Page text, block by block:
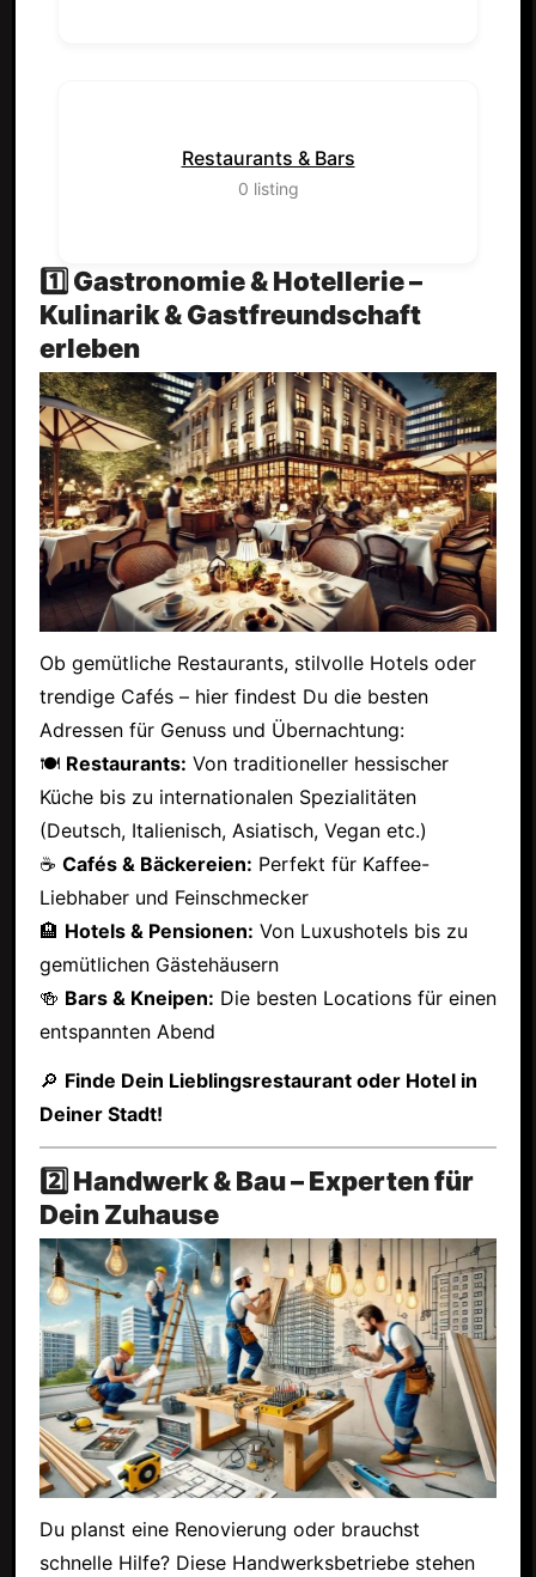
Restaurants & Bars
0 listing
1️⃣ Gastronomie & Hotellerie –
Kulinarik & Gastfreundschaft
erleben
Ob gemütliche Restaurants, stilvolle Hotels oder
trendige Cafés – hier findest Du die besten
Adressen für Genuss und Übernachtung:
🍽 Restaurants: Von traditioneller hessischer
Küche bis zu internationalen Spezialitäten
(Deutsch, Italienisch, Asiatisch, Vegan etc.)
☕ Cafés & Bäckereien: Perfekt für Kaffee-
Liebhaber und Feinschmecker
🏨 Hotels & Pensionen: Von Luxushotels bis zu
gemütlichen Gästehäusern
🍻 Bars & Kneipen: Die besten Locations für einen
entspannten Abend
🔎 Finde Dein Lieblingsrestaurant oder Hotel in
Deiner Stadt!
2️⃣ Handwerk & Bau – Experten für
Dein Zuhause
Du planst eine Renovierung oder brauchst
schnelle Hilfe? Diese Handwerksbetriebe stehen